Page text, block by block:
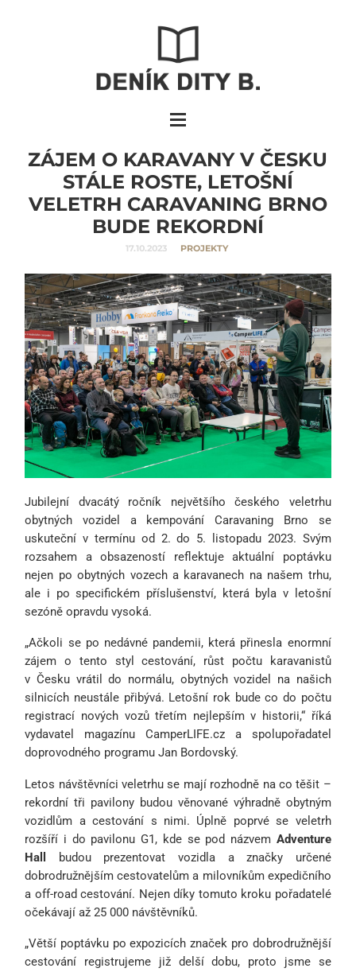
ZÁJEM O KARAVANY V ČESKU
STÁLE ROSTE, LETOŠNÍ
VELETRH CARAVANING BRNO
BUDE REKORDNÍ
17.10.2023 PROJEKTY
Jubilejní dvacátý ročník největšího českého veletrhu
obytných vozidel a kempování Caravaning Brno se
uskuteční v termínu od 2. do 5. listopadu 2023. Svým
rozsahem a obsazeností reflektuje aktuální poptávku
nejen po obytných vozech a karavanech na našem trhu,
ale i po specifickém příslušenství, která byla v letošní
sezóně opravdu vysoká.
„Ačkoli se po nedávné pandemii, která přinesla enormní
zájem o tento styl cestování, růst počtu karavanistů
v Česku vrátil do normálu, obytných vozidel na našich
silnicích neustále přibývá. Letošní rok bude co do počtu
registrací nových vozů třetím nejlepším v historii,“ říká
vydavatel magazínu CamperLIFE.cz a spolupořadatel
doprovodného programu Jan Bordovský.
Letos návštěvníci veletrhu se mají rozhodně na co těšit –
rekordní tři pavilony budou věnované výhradně obytným
vozidlům a cestování s nimi. Úplně poprvé se veletrh
rozšíří i do pavilonu G1, kde se pod názvem Adventure
Hall
budou prezentovat vozidla a značky určené
dobrodružnějším cestovatelům a milovníkům expedičního
a off-road cestování. Nejen díky tomuto kroku pořadatelé
očekávají až 25 000 návštěvníků.
„Větší poptávku po expozicích značek pro dobrodružnější
cestování registrujeme již delší dobu, proto jsme se